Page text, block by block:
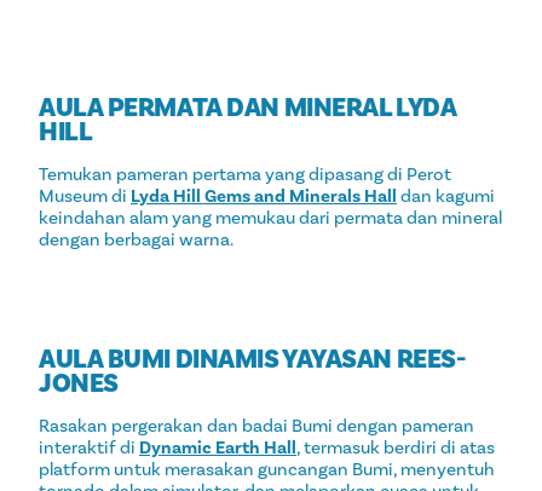
AULA PERMATA DAN MINERAL LYDA
HILL
Temukan pameran pertama yang dipasang di Perot
Museum di Lyda Hill Gems and Minerals Hall dan kagumi
keindahan alam yang memukau dari permata dan mineral
dengan berbagai warna.
AULA BUMI DINAMIS YAYASAN REES-
JONES
Rasakan pergerakan dan badai Bumi dengan pameran
interaktif di Dynamic Earth Hall, termasuk berdiri di atas
platform untuk merasakan guncangan Bumi, menyentuh